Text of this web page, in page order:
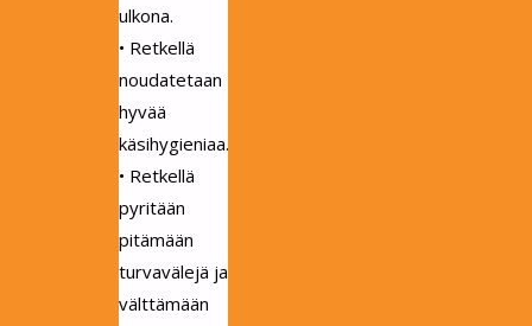
ulkona.
• Retkellä
noudatetaan
hyvää
käsihygieniaa.
• Retkellä
pyritään
pitämään
turvavälejä ja
välttämään